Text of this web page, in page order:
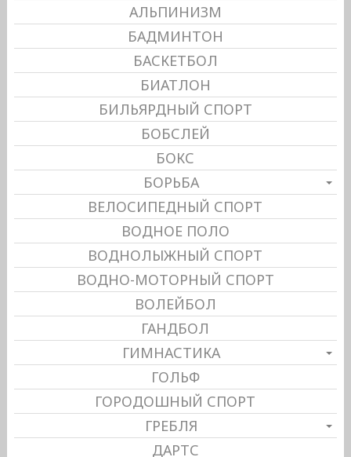
АЛЬПИНИЗМ
БАДМИНТОН
БАСКЕТБОЛ
БИАТЛОН
БИЛЬЯРДНЫЙ СПОРТ
БОБСЛЕЙ
БОКС
БОРЬБА
ВЕЛОСИПЕДНЫЙ СПОРТ
ВОДНОЕ ПОЛО
ВОДНОЛЫЖНЫЙ СПОРТ
ВОДНО-МОТОРНЫЙ СПОРТ
ВОЛЕЙБОЛ
ГАНДБОЛ
ГИМНАСТИКА
ГОЛЬФ
ГОРОДОШНЫЙ СПОРТ
ГРЕБЛЯ
ДАРТС